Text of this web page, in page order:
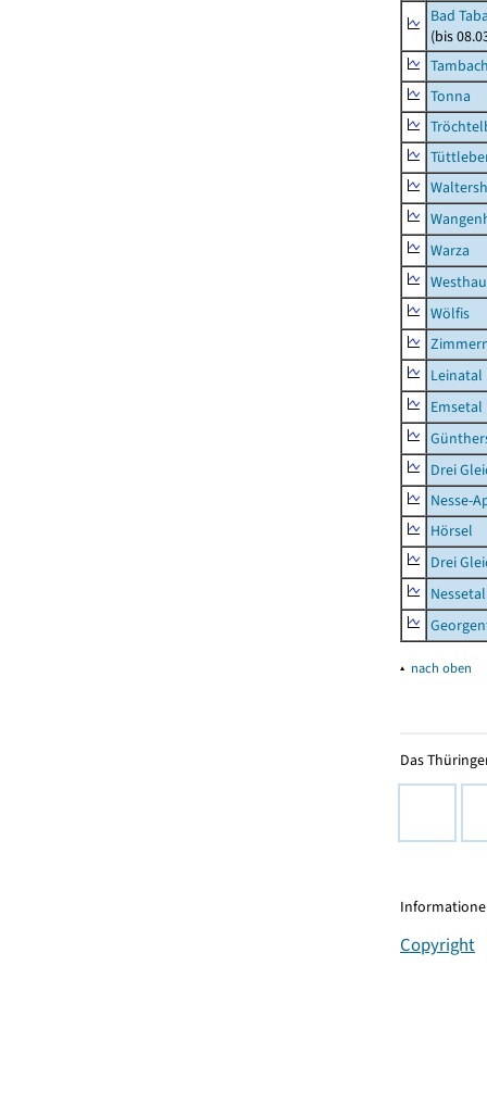
Bad
(bis
Tonna
Warza
Wölfis
Leinatal
Emsetal
Drei
Nesse-
Hörsel
Drei
Nessetal
▴ nach oben
Das
Copyright